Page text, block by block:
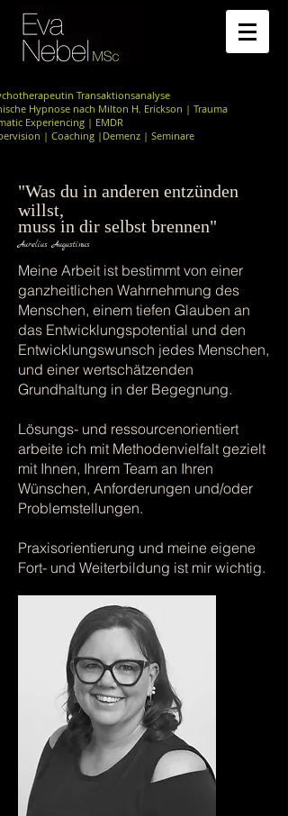
Transaktionsanalyse
Hypnose nach Milton H. Erickson | Trauma
Experiencing | EMDR
| Coaching |Demenz | Seminare
"Was du in anderen entzünden
willst,
muss in dir selbst brennen"
Aurelius Augustinus
Meine Arbeit ist bestimmt von einer
ganzheitlichen Wahrnehmung des
Menschen, einem tiefen Glauben an
das Entwicklungspotential und den
Entwicklungswunsch jedes Menschen,
und einer wertschätzenden
Grundhaltung in der Begegnung.
Lösungs- und ressourcenorientiert
arbeite ich mit Methodenvielfalt gezielt
mit Ihnen, Ihrem Team an Ihren
Wünschen, Anforderungen und/oder
Problemstellungen.
Praxisorientierung und meine eigene
Fort- und Weiterbildung ist mir wichtig.